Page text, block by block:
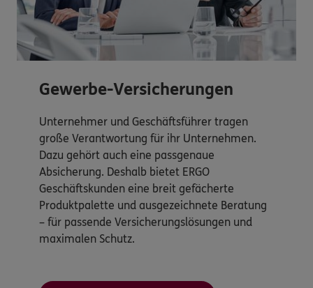
Gewerbe-Versicherungen
Unternehmer und Geschäftsführer tragen
große Verantwortung für ihr Unternehmen.
Dazu gehört auch eine passgenaue
Absicherung. Deshalb bietet ERGO
Geschäftskunden eine breit gefächerte
Produktpalette und ausgezeichnete Beratung
– für passende Versicherungslösungen und
maximalen Schutz.